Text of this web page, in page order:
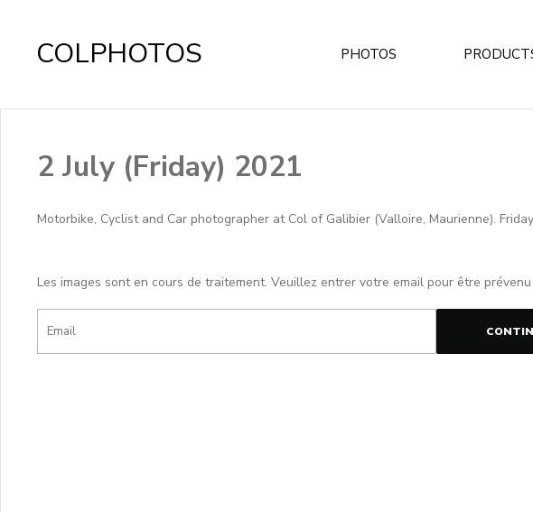
COLPHOTOS PHOTOS
2 July (Friday) 2021
Motorbike, Cyclist and Car photographer at Col of Galibier (Valloire, Maurienne).
Les images sont en cours de traitement. Veuillez entrer votre email pour être